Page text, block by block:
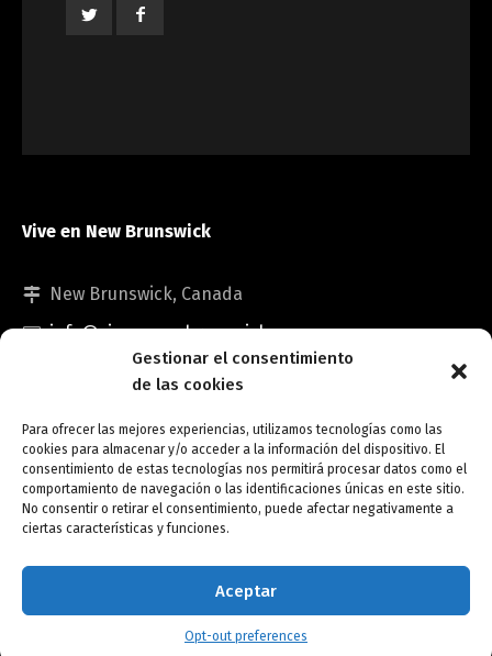
Gestionar el consentimiento
de las cookies
Para ofrecer las mejores experiencias, utilizamos tecnologías como las
cookies para almacenar y/o acceder a la información del dispositivo. El
consentimiento de estas tecnologías nos permitirá procesar datos como el
comportamiento de navegación o las identificaciones únicas en este sitio.
No consentir o retirar el consentimiento, puede afectar negativamente a
ciertas características y funciones.
Aceptar
Opt-out preferences
Vive en New Brunswick
New Brunswick, Canada
info@viveennewbrunswick.com
Copyright © Vive en New Brunswick.
Opt-out preferences